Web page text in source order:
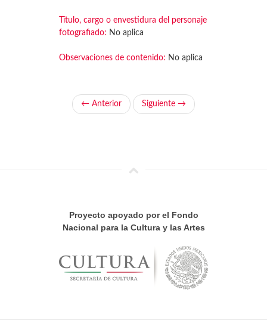
Título, cargo o envestidura del personaje
fotografiado: No aplica
Observaciones de contenido: No aplica
← Anterior Siguiente →
Proyecto apoyado por el Fondo
Nacional para la Cultura y las Artes